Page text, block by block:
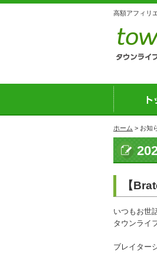
高額アフィリ
ホーム > お知
【
いつもお世
タウンライ
ブレイター